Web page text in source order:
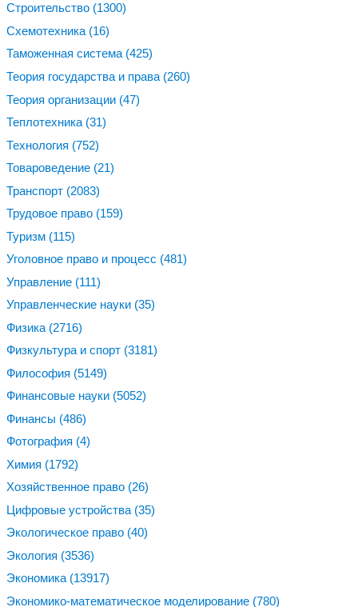
Строительство (1300)
Схемотехника (16)
Таможенная система (425)
Теория государства и права (260)
Теория организации (47)
Теплотехника (31)
Технология (752)
Товароведение (21)
Транспорт (2083)
Трудовое право (159)
Туризм (115)
Уголовное право и процесс (481)
Управление (111)
Управленческие науки (35)
Физика (2716)
Физкультура и спорт (3181)
Философия (5149)
Финансовые науки (5052)
Финансы (486)
Фотография (4)
Химия (1792)
Хозяйственное право (26)
Цифровые устройства (35)
Экологическое право (40)
Экология (3536)
Экономика (13917)
Экономико-математическое моделирование (780)